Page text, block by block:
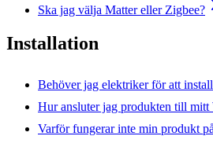
Ska jag välja Matter eller Zigbee?
Installation
Behöver jag elektriker för att
Hur ansluter jag produkten till mitt
Varför fungerar inte min produkt